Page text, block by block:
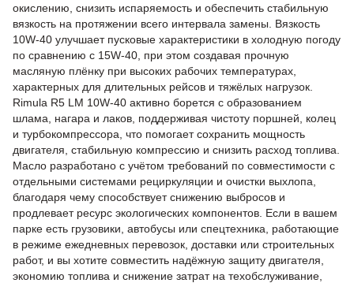
окислению, снизить испаряемость и обеспечить стабильную
вязкость на протяжении всего интервала замены. Вязкость
10W-40 улучшает пусковые характеристики в холодную погоду
по сравнению с 15W-40, при этом создавая прочную
масляную плёнку при высоких рабочих температурах,
характерных для длительных рейсов и тяжёлых нагрузок.
Rimula R5 LM 10W-40 активно борется с образованием
шлама, нагара и лаков, поддерживая чистоту поршней, колец
и турбокомпрессора, что помогает сохранить мощность
двигателя, стабильную компрессию и снизить расход топлива.
Масло разработано с учётом требований по совместимости с
отдельными системами рециркуляции и очистки выхлопа,
благодаря чему способствует снижению выбросов и
продлевает ресурс экологических компонентов. Если в вашем
парке есть грузовики, автобусы или спецтехника, работающие
в режиме ежедневных перевозок, доставки или строительных
работ, и вы хотите совместить надёжную защиту двигателя,
экономию топлива и снижение затрат на техобслуживание,